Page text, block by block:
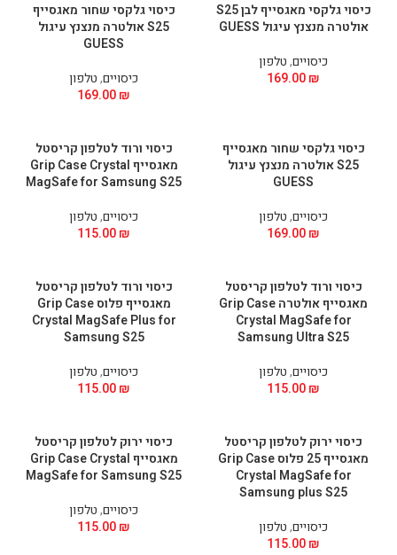
כיסוי גלקסי מאגסייף לבן S25
אולטרה מנצנץ עיגול GUESS
כיסויים,טלפון
169.00₪
כיסוי גלקסי שחור מאגסייף
S25 אולטרה מנצנץ עיגול
GUESS
כיסויים,טלפון
169.00₪
כיסוי גלקסי שחור מאגסייף
S25 אולטרה מנצנץ עיגול
GUESS
כיסויים,טלפון
169.00₪
כיסוי ורוד לטלפון קריסטל
מאגסייף Grip Case Crystal
MagSafe for Samsung S25
כיסויים,טלפון
115.00₪
כיסוי ורוד לטלפון קריסטל
מאגסייף אולטרה Grip Case
Crystal MagSafe for
Samsung Ultra S25
כיסויים,טלפון
115.00₪
כיסוי ורוד לטלפון קריסטל
מאגסייף פלוס Grip Case
Crystal MagSafe Plus for
Samsung S25
כיסויים,טלפון
115.00₪
כיסוי ירוק לטלפון קריסטל
מאגסייף 25 פלוס Grip Case
Crystal MagSafe for
Samsung plus S25
כיסויים,טלפון
115.00₪
כיסוי ירוק לטלפון קריסטל
מאגסייף Grip Case Crystal
MagSafe for Samsung S25
כיסויים,טלפון
115.00₪